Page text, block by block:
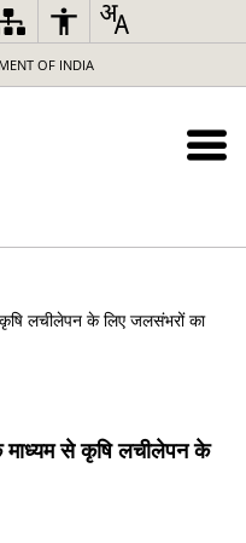
OF INDIA
कृषि लचीलेपन के लिए जलसंभरों का
के माध्यम से कृषि लचीलेपन के